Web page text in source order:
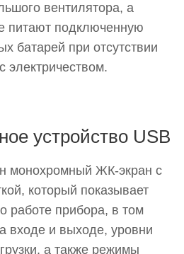
вентилятора, а
питают подключенную
батарей при отсутствии
электричеством.
устройство USB
монохромный ЖК-экран с
который показывает
работе прибора, в том
входе и выходе, уровни
а также режимы